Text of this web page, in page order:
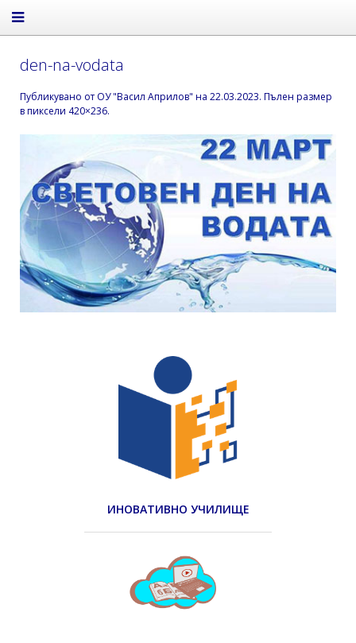
den-na-vodata
Публикувано от ОУ "Васил Априлов" на 22.03.2023. Пълен размер
в пиксели 420×236.
ИНОВАТИВНО УЧИЛИЩЕ